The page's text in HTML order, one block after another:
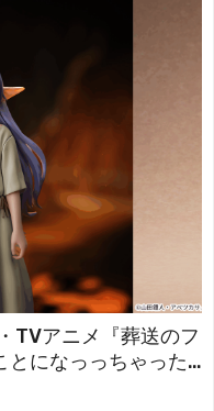
TVアニメ『葬送のフ
になっっちゃった